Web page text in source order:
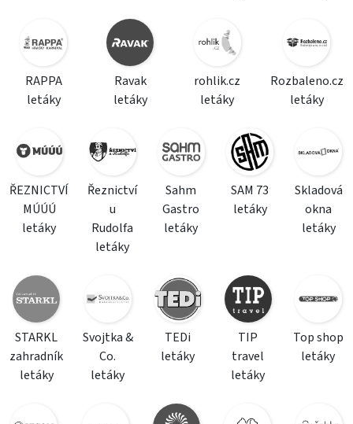
RAPPA
letáky
Ravak
letáky
rohlik.cz
letáky
Rozbaleno.cz
letáky
ŘEZNICTVÍ
MÚÚÚ
letáky
Řeznictví
u
Rudolfa
letáky
Sahm
Gastro
letáky
SAM 73
letáky
Skladová
okna
letáky
STARKL
zahradník
letáky
Svojtka &
Co.
letáky
TEDi
letáky
TIP
travel
letáky
Top shop
letáky